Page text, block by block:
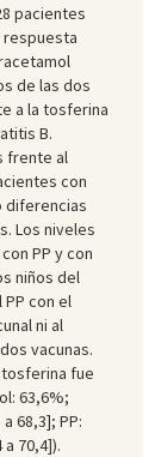
pacientes
respuesta
de las dos
a la tosferina
B.
frente al
con
diferencias
Los niveles
PP y con
niños del
con el
ni al
vacunas.
fue
63,6%;
68,3]; PP:
a 70,4]).